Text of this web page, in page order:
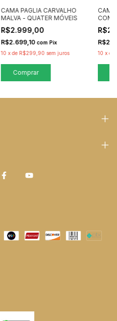
CAMA PAGLIA CARVALHO
MALVA - QUATER MÓVEIS
R$2.999,00
R$2.699,10 com Pix
10 xde R$299,90 sem juros
CAMA
COM
-
10 x de